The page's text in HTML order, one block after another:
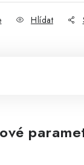
Hlídat